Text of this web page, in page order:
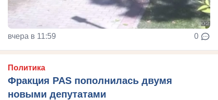
вчера в 11:59 0
Политика
Фракция PAS пополнилась двумя
новыми депутатами